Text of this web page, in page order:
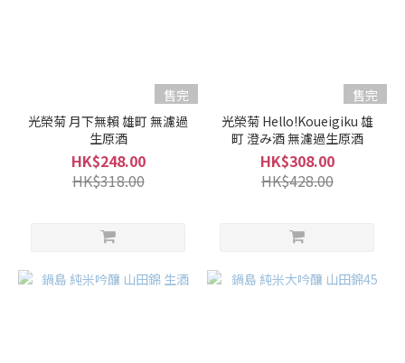
售完
光榮菊 月下無賴 雄町 無濾過
生原酒
HK$248.00
HK$318.00
售完
光榮菊 Hello!Koueigiku 雄
町 澄み酒 無濾過生原酒
HK$308.00
HK$428.00